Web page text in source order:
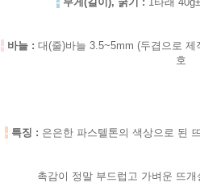
- 바늘 : 대(줄)바늘 3.5~5mm (두겹으로
호
- 특징 : 은은한 파스텔톤의 색상으로 된
촉감이 정말 부드럽고 가벼운 뜨